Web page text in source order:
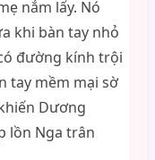
nắm lấy. Nó
khi bàn tay nhỏ
đường kính trội
tay mềm mại sờ
Dương
lồn Nga trân